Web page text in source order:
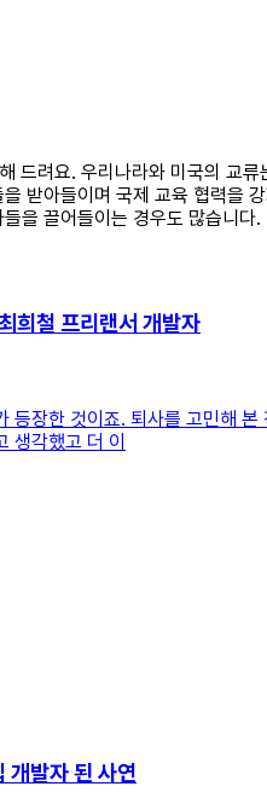
드려요. 우리나라와 미국의 교
받아들이며 국제 교육 협력을
을 끌어들이는 경우도 많습니
희철 프리랜서 개발자
등장한 것이죠. 퇴사를 고민해
생각했고 더 이
발자 된 사연